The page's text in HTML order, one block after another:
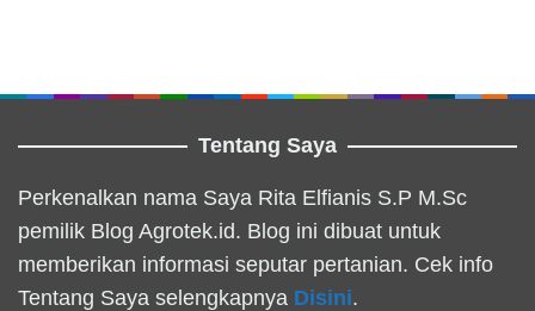
Tentang Saya
Perkenalkan nama Saya Rita Elfianis S.P M.Sc
pemilik Blog Agrotek.id. Blog ini dibuat untuk
memberikan informasi seputar pertanian. Cek info
Tentang Saya selengkapnya Disini.